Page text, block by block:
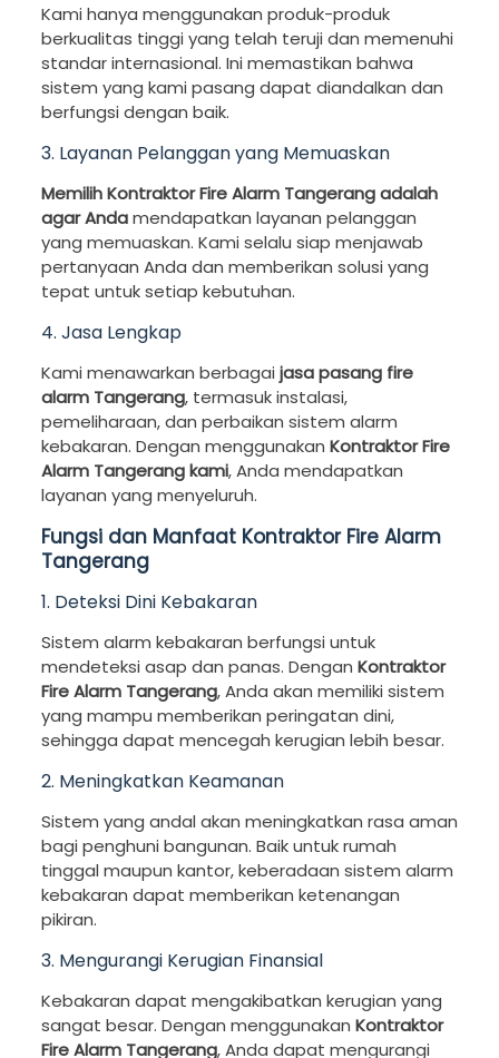
Kami hanya menggunakan produk-produk
berkualitas tinggi yang telah teruji dan memenuhi
standar internasional. Ini memastikan bahwa
sistem yang kami pasang dapat diandalkan dan
berfungsi dengan baik.
3. Layanan Pelanggan yang Memuaskan
Memilih Kontraktor Fire Alarm Tangerang adalah
agar Andamendapatkan layanan pelanggan
yang memuaskan. Kami selalu siap menjawab
pertanyaan Anda dan memberikan solusi yang
tepat untuk setiap kebutuhan.
4. Jasa Lengkap
Kami menawarkan berbagai jasa pasang fire
alarm Tangerang, termasuk instalasi,
pemeliharaan, dan perbaikan sistem alarm
kebakaran. Dengan menggunakan Kontraktor Fire
Alarm Tangerang kami, Anda mendapatkan
layanan yang menyeluruh.
Fungsi dan Manfaat Kontraktor Fire Alarm
Tangerang
1. Deteksi Dini Kebakaran
Sistem alarm kebakaran berfungsi untuk
mendeteksi asap dan panas. Dengan Kontraktor
Fire Alarm Tangerang, Anda akan memiliki sistem
yang mampu memberikan peringatan dini,
sehingga dapat mencegah kerugian lebih besar.
2. Meningkatkan Keamanan
Sistem yang andal akan meningkatkan rasa aman
bagi penghuni bangunan. Baik untuk rumah
tinggal maupun kantor, keberadaan sistem alarm
kebakaran dapat memberikan ketenangan
pikiran.
3. Mengurangi Kerugian Finansial
Kebakaran dapat mengakibatkan kerugian yang
sangat besar. Dengan menggunakan Kontraktor
Fire Alarm Tangerang, Anda dapat mengurangi